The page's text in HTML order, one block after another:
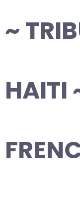
~
HAITI